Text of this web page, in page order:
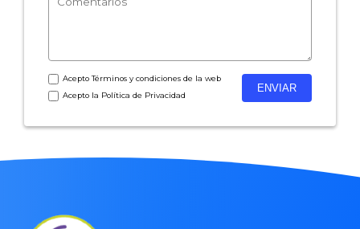
AceptoTérminos y condicionesde la web
Acepto la Política de Privacidad